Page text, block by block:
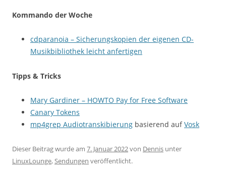
Kommando der Woche
cdparanoia – Sicherungskopien der eigenen CD-
Musikbibliothek leicht anfertigen
Tipps & Tricks
Mary Gardiner – HOWTO Pay for Free Software
Canary Tokens
mp4grep Audiotranskibierung basierend aufVosk
Dieser Beitrag wurde am 7. Januar 2022von Dennis unter
LinuxLounge,Sendungen veröffentlicht.